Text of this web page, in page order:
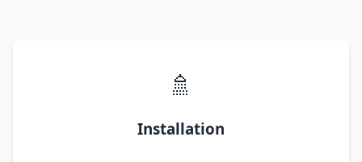
🚿
Installation